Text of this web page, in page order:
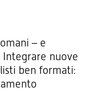
– e
nuove
ben formati: